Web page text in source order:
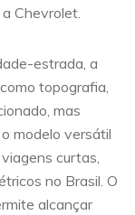
Chevrolet.
estrada, a
topografia,
mas
modelo versátil
curtas,
no Brasil. O
alcançar